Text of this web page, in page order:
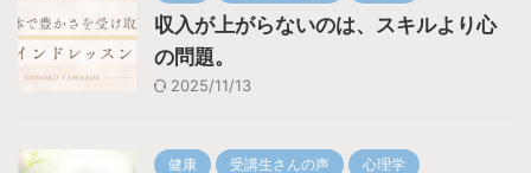
収入が上がらないのは、スキルより心
の問題。
2025/11/13
健康 受講生さんの声 心理学